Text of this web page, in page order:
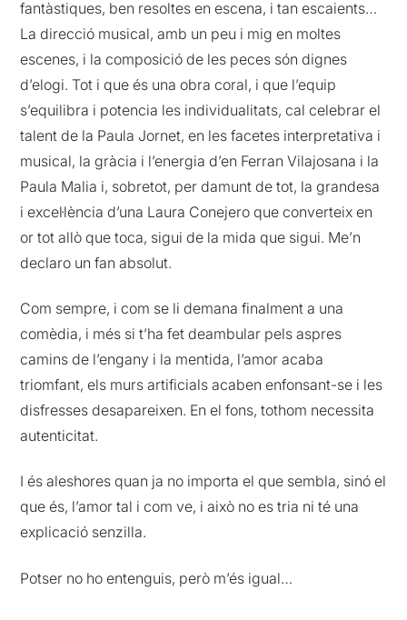
fantàstiques, ben resoltes en escena, i tan escaients…
La direcció musical, amb un peu i mig en moltes
escenes, i la composició de les peces són dignes
d’elogi. Tot i que és una obra coral, i que l’equip
s’equilibra i potencia les individualitats, cal celebrar el
talent de la Paula Jornet, en les facetes interpretativa i
musical, la gràcia i l’energia d’en Ferran Vilajosana i la
Paula Malia i, sobretot, per damunt de tot, la grandesa
i excel·lència d’una Laura Conejero que converteix en
or tot allò que toca, sigui de la mida que sigui. Me’n
declaro un fan absolut.
Com sempre, i com se li demana finalment a una
comèdia, i més si t’ha fet deambular pels aspres
camins de l’engany i la mentida, l’amor acaba
triomfant, els murs artificials acaben enfonsant-se i les
disfresses desapareixen. En el fons, tothom necessita
autenticitat.
I és aleshores quan ja no importa el que sembla, sinó el
que és, l’amor tal i com ve, i això no es tria ni té una
explicació senzilla.
Potser no ho entenguis, però m’és igual…